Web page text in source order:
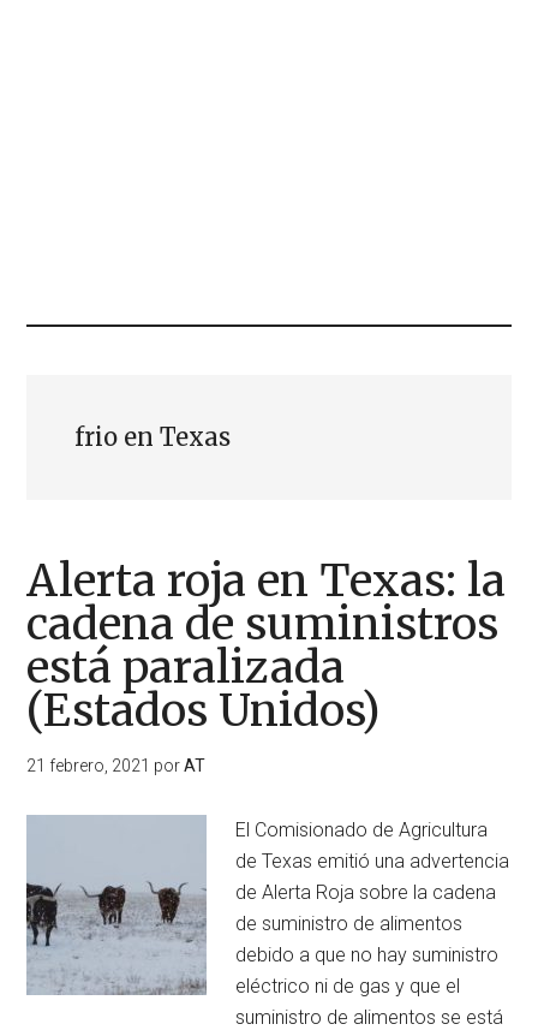
frio en Texas
Alerta roja en Texas: la
cadena de suministros
está paralizada
(Estados Unidos)
21 febrero, 2021 porAT
El Comisionado de Agricultura
de Texas emitió una advertencia
de Alerta Roja sobre la cadena
de suministro de alimentos
debido a que no hay suministro
eléctrico ni de gas y que el
suministro de alimentos se está